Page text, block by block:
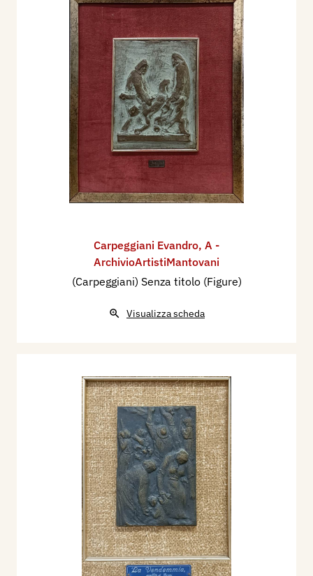
Carpeggiani Evandro, A -
ArchivioArtistiMantovani
(Carpeggiani) Senza titolo (Figure)
Visualizza scheda